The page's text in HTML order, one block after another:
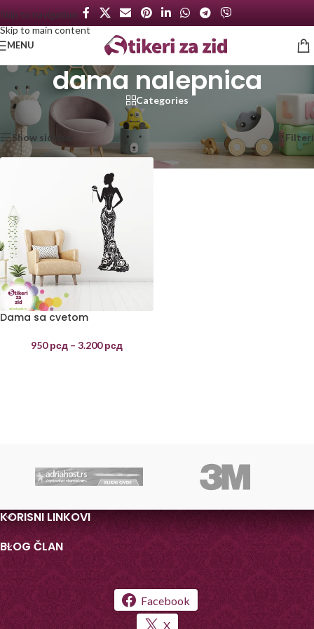
Skip to navigation
Skip to main content
MENU
dama nalepnica
Categories
Početna
Proizvod označen „dama nalepnica“ Prikazan jedan rezultat
Show sidebar Filteri
Dama sa cvetom
950рсд – 3.200рсд
KORISNI LINKOVI
BLOG ČLAN
Facebook
X